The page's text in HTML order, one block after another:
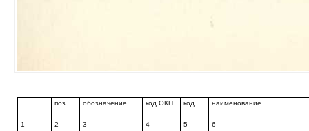
поз обозначение код ОКП код наименование
1 2 3 4 5
6